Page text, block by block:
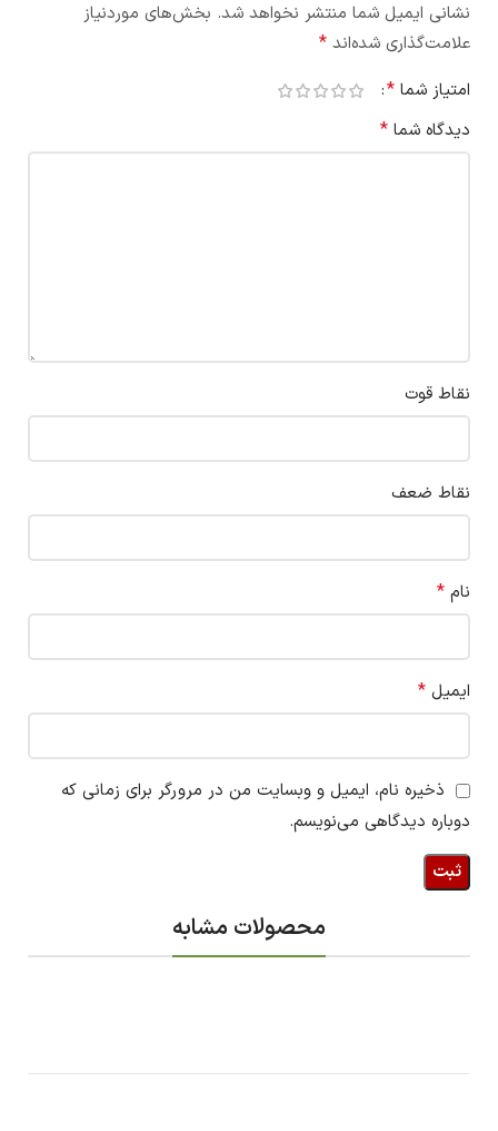
نشانی ایمیل شما منتشر نخواهد شد. بخش‌های موردنیاز
علامت‌گذاری شده‌اند *
امتیاز شما *
دیدگاه شما *
نقاط قوت
نقاط ضعف
نام *
ایمیل *
ذخیره نام، ایمیل و وبسایت من در مرورگر برای زمانی که
دوباره دیدگاهی می‌نویسم.
محصولات مشابه